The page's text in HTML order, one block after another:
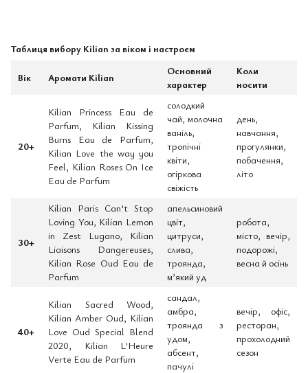
Таблиця вибору Kilian за віком і настроєм
Вік Аромати Kilian
Основний
характер
Коли
носити
20+
Kilian Princess Eau de
Parfum, Kilian Kissing
Burns Eau de Parfum,
Kilian Love the way you
Feel, Kilian Roses On Ice
Eau de Parfum
солодкий
чай, молочна
ваніль,
тропічні
квіти,
огіркова
свіжість
день,
навчання,
прогулянки,
побачення,
літо
30+
Kilian Paris Can't Stop
Loving You, Kilian Lemon
in Zest Lugano, Kilian
Liaisons Dangereuses,
Kilian Rose Oud Eau de
Parfum
апельсиновий
цвіт,
цитруси,
слива,
троянда,
м’який уд
робота,
місто, вечір,
подорожі,
весна й осінь
40+
Kilian Sacred Wood,
Kilian Amber Oud, Kilian
Love Oud Special Blend
2020, Kilian L'Heure
Verte Eau de Parfum
сандал,
амбра,
троянда з
удом,
абсент,
пачулі
вечір, офіс,
ресторан,
прохолодний
сезон